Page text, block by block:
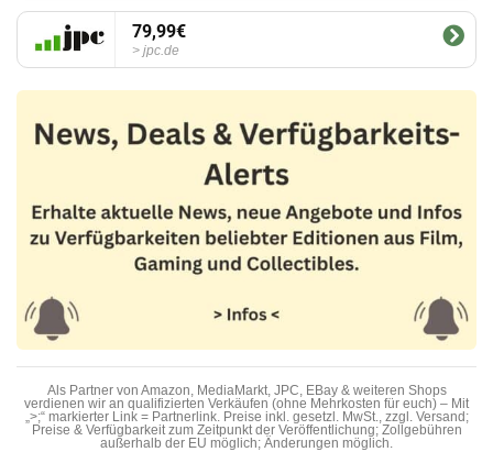
79,99€
jpc.de
Als Partner von Amazon, MediaMarkt, JPC, EBay & weiteren Shops
verdienen wir an qualifizierten Verkäufen (ohne Mehrkosten für euch) – Mit
„>;“ markierter Link = Partnerlink. Preise inkl. gesetzl. MwSt., zzgl. Versand;
Preise & Verfügbarkeit zum Zeitpunkt der Veröffentlichung; Zollgebühren
außerhalb der EU möglich; Änderungen möglich.